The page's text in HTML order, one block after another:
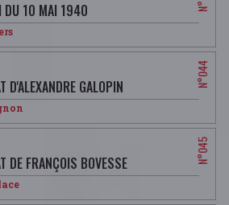
DU 10 MAI 1940
D'ALEXANDRE GALOPIN
DE FRANÇOIS BOVESSE